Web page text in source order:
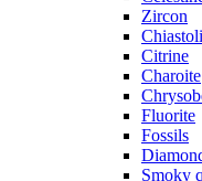
Zircon
Citrine
Charoite
Fluorite
Fossils
Smoky